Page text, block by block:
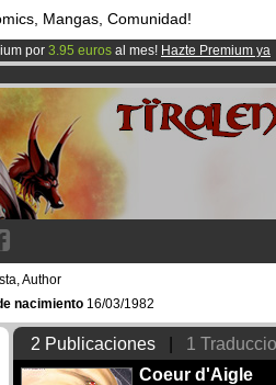
Mangas, Comunidad!
por 3.95 euros al mes! Hazte Premium ya
miembrosy 1208Cómics y Mangas!.
está desormado lanzado!.
Author
nacimiento 16/03/1982
2 Publicaciones
1
Coeur d'Aigle